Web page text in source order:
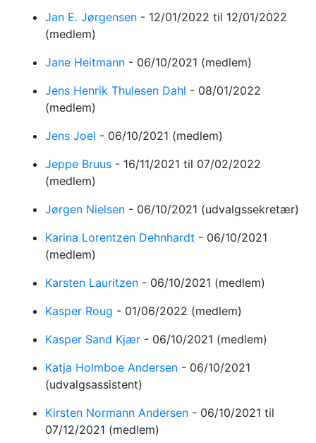
Jan E. Jørgensen - 12/01/2022 til 12/01/2022
(medlem)
Jane Heitmann - 06/10/2021 (medlem)
Jens Henrik Thulesen Dahl - 08/01/2022
(medlem)
Jens Joel - 06/10/2021 (medlem)
Jeppe Bruus - 16/11/2021 til 07/02/2022
(medlem)
Jørgen Nielsen - 06/10/2021 (udvalgssekretær)
Karina Lorentzen Dehnhardt - 06/10/2021
(medlem)
Karsten Lauritzen - 06/10/2021 (medlem)
Kasper Roug - 01/06/2022 (medlem)
Kasper Sand Kjær - 06/10/2021 (medlem)
Katja Holmboe Andersen - 06/10/2021
(udvalgsassistent)
Kirsten Normann Andersen - 06/10/2021 til
07/12/2021 (medlem)